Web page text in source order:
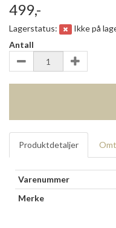
499,-
Lagerstatus:
Ikke på
Antall
Produktdetaljer
Varenummer
Merke